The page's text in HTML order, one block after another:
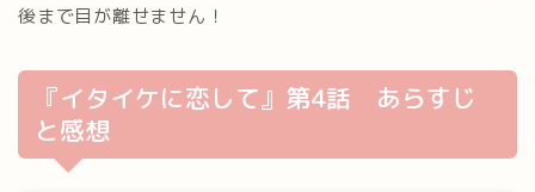
後まで目が離せません！
『イタイケに恋して』第4話 あらすじ
と感想